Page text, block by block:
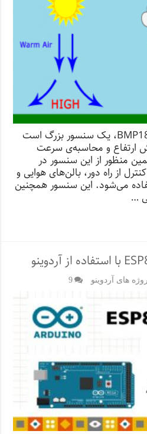
سنسور فشار بارومتریک BMP180، یک سنسور بزرگ است
ارتفاع و محاسبه‌ی سرعت
منظور از این سنسور در
از راه دور، بالن‌های هوایی و
می‌شود. این سنسور همچنین
…
های آردوینو 9